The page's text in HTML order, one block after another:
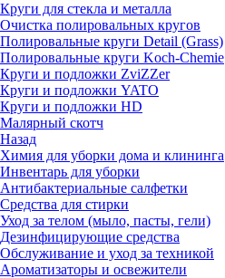
Круги для стекла и металла
Очистка полировальных кругов
Полировальные круги Detail (Grass)
Полировальные круги Koch-Chemie
Круги и подложки ZviZZer
Круги и подложки YATO
Круги и подложки HD
Малярный скотч
Назад
Химия для уборки дома и клининга
Инвентарь для уборки
Антибактериальные салфетки
Средства для стирки
Уход за телом (мыло, пасты, гели)
Дезинфицирующие средства
Обслуживание и уход за техникой
Ароматизаторы и освежители